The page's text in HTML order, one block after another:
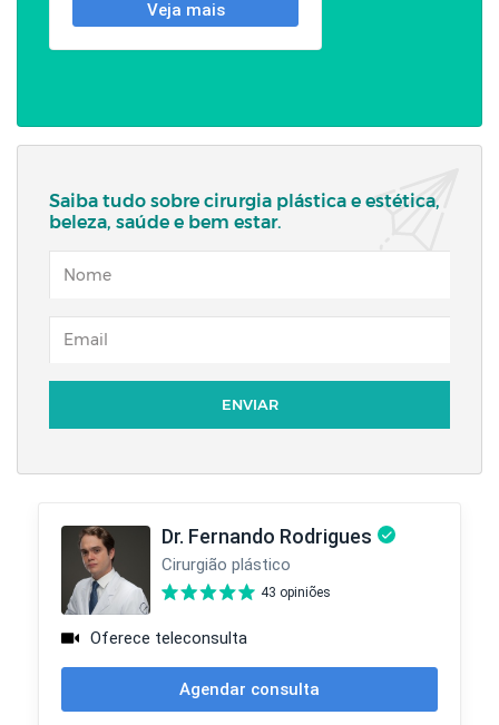
Saiba tudo sobre cirurgia plástica e estética,
beleza, saúde e bem estar.